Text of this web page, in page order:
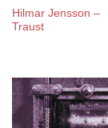
Hilmar Jensson –
Traust